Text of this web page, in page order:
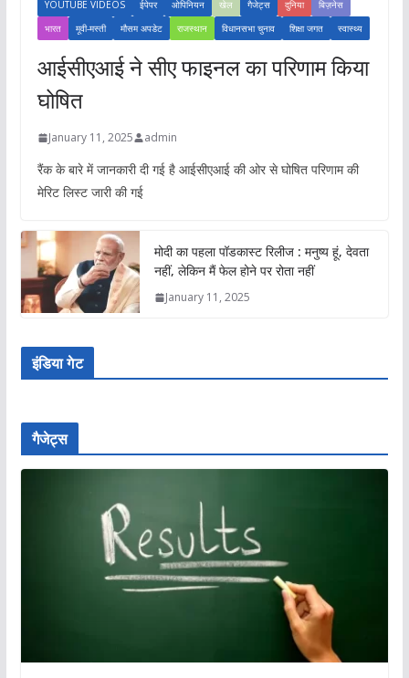
YOUTUBE VIDEOS ईपेपर ओपिनियन खेल गैजेट्स दुनिया
बिज़नेस
भारत
मूवी-मस्ती मौसम अपडेट राजस्थान विधानसभा चुनाव शिक्षा जगत स्वास्थ्य
आईसीएआई ने सीए फाइनल का परिणाम किया
घोषित
January 11, 2025 admin
रैंक के बारे में जानकारी दी गई है आईसीएआई की ओर से घोषित परिणाम की
मेरिट लिस्ट जारी की गई
मोदी का पहला पॉडकास्ट रिलीज : मनुष्य हूं, देवता
नहीं, लेकिन मैं फेल होने पर रोता नहीं
January 11, 2025
इंडिया गेट
गैजेट्स